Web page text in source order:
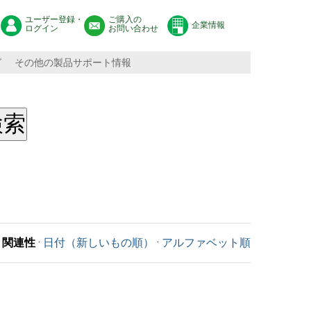
ユーザー登録・
ログイン
ご購入の
お問い合わせ
企業情報
その他の製品サポート情報
関連性 · 日付（新しいもの順） · アルファベット順